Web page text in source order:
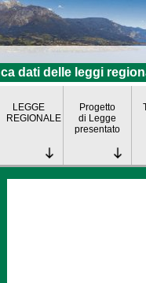
dati delle leggi
LEGGE
REGIONALE
Progetto
di Legge
presentato